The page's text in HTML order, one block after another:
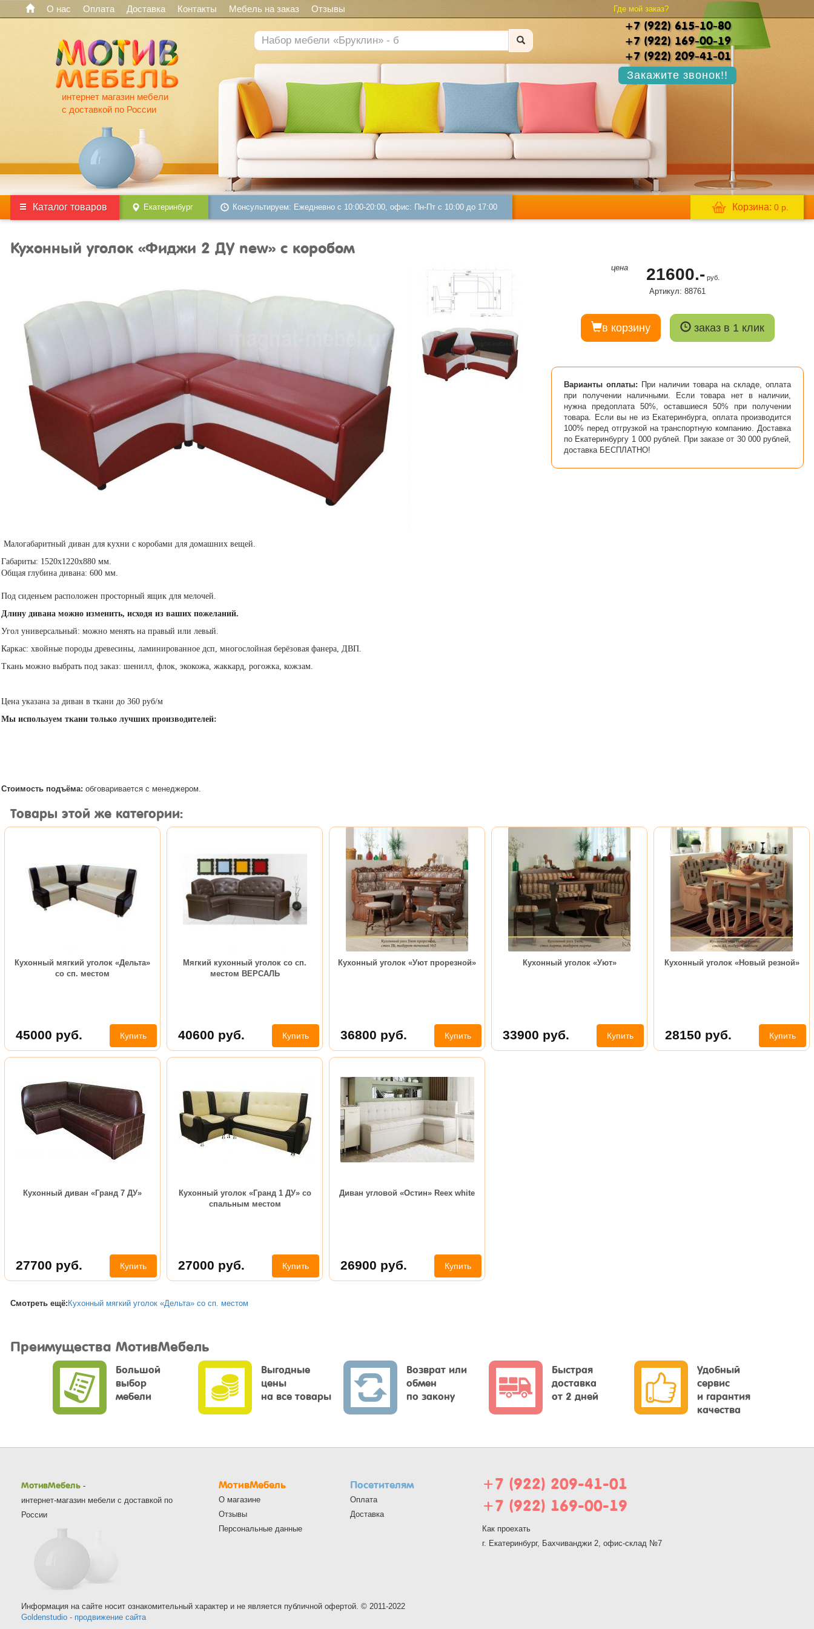
О нас Оплата Доставка Контакты Мебель на заказ Отзывы Где мой заказ?
интернет магазин мебели
с доставкой по России
+7 (922) 615-10-80
+7 (922) 169-00-19
+7 (922) 209-41-01
Закажите звонок!!
Каталог товаров Екатеринбург Консультируем: Ежедневно с 10:00-20:00, офис: Пн-Пт с 10:00 до 17:00 Корзина: 0 р.
Кухонный уголок «Фиджи 2 ДУ new» с коробом
цена 21600.-руб.
Артикул: 88761
в корзину заказ в 1 клик
Варианты оплаты: При наличии товара на складе, оплата
при получении наличными. Если товара нет в наличии,
нужна предоплата 50%, оставшиеся 50% при получении
товара. Если вы не из Екатеринбурга, оплата производится
100% перед отгрузкой на транспортную компанию. Доставка
по Екатеринбургу 1 000 рублей. При заказе от 30 000 рублей,
доставка БЕСПЛАТНО!
Малогабаритный диван для кухни с коробами для домашних вещей.
Габариты: 1520х1220х880 мм.
Общая глубина дивана: 600 мм.
Под сиденьем расположен просторный ящик для мелочей.
Длину дивана можно изменить, исходя из ваших пожеланий.
Угол универсальный: можно менять на правый или левый.
Каркас: хвойные породы древесины, ламинированное дсп, многослойная берёзовая фанера, ДВП.
Ткань можно выбрать под заказ: шенилл, флок, экокожа, жаккард, рогожка, кожзам.
Цена указана за диван в ткани до 360 руб/м
Мы используем ткани только лучших производителей:
Стоимость подъёма: обговаривается с менеджером.
Товары этой же категории:
Кухонный мягкий уголок «Дельта»
со сп. местом
45000 руб. Купить
Мягкий кухонный уголок со сп.
местом ВЕРСАЛЬ
40600 руб. Купить
Кухонный уголок «Уют прорезной»
36800 руб. Купить
Кухонный уголок «Уют»
33900 руб. Купить
Кухонный уголок «Новый резной»
28150 руб. Купить
Кухонный диван «Гранд 7 ДУ»
27700 руб. Купить
Кухонный уголок «Гранд 1 ДУ» со
спальным местом
27000 руб. Купить
Диван угловой «Остин» Reex white
26900 руб. Купить
Смотреть ещё: Кухонный мягкий уголок «Дельта» со сп. местом
Преимущества МотивМебель
Большой
выбор
мебели
Выгодные
цены
на все товары
Возврат или
обмен
по закону
Быстрая
доставка
от 2 дней
Удобный
сервис
и гарантия
качества
МотивМебель -
интернет-магазин мебели с доставкой по
России
МотивМебель
О магазине
Отзывы
Персональные данные
Посетителям
Оплата
Доставка
+7 (922) 209-41-01
+7 (922) 169-00-19
Как проехать
г. Екатеринбург, Бахчиванджи 2, офис-склад №7
Информация на сайте носит ознакомительный характер и не является публичной офертой. © 2011-2022
Goldenstudio - продвижение сайта